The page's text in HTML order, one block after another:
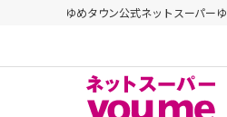
ゆめタウン公式ネットスーパー